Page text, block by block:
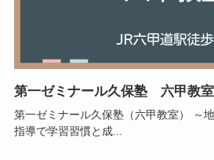
第一ゼミナール久保塾 六甲教室
第一ゼミナール久保塾（六甲教室） ～
指導で学習習慣と成...